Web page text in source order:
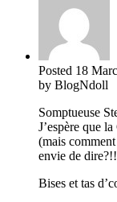
Posted 18
by BlogNdoll
Somptueuse
J’espère que
(mais
envie de
Bises et tas